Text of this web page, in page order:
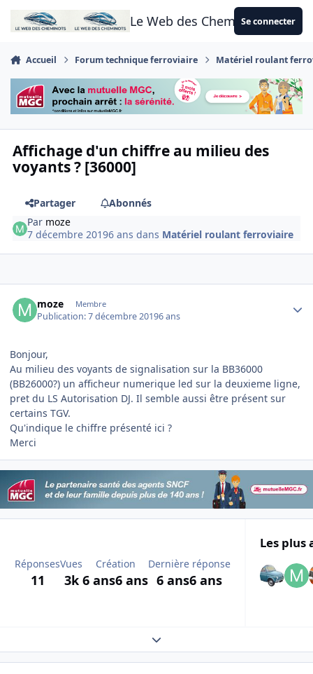
Aller au contenu
Le Web des CheminotsSe connecter
Accueil Forum technique ferroviaire Matériel roulant
Affichage d'un chiffre au milieu des
voyants ? [36000]
Partager
Abonnés
Par moze
7 décembre 20196 ans dans Matériel roulant ferroviaire
moze Membre
Publication:7 décembre 20196 ans
Bonjour,
Au milieu des voyants de signalisation sur la BB36000
(BB26000?) un afficheur numerique led sur la deuxieme ligne,
pret du LS Autorisation DJ. Il semble aussi être présent sur
certains TGV.
Qu'indique le chiffre présenté ici ?
Merci
Réponses
11
Vues
3k
Création
6 ans6 ans
Dernière réponse
6 ans6 ans
Les plus
Expand topic overview